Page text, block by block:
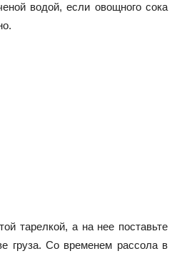
водой, если овощного сока
тарелкой, а на нее поставьте
груза. Со временем рассола в